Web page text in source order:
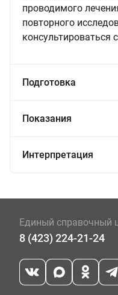
проводимого
повторного
Подготовка
Показания
Интерпретация
Единый справочный
8 (423) 224-21-24